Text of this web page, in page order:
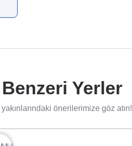
Yerler
önerilerimize göz atın!